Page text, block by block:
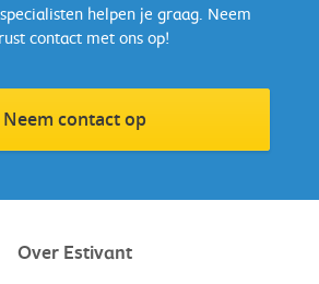
helpen je graag. Neem
contact met ons op!
Neem contact op
Over Estivant